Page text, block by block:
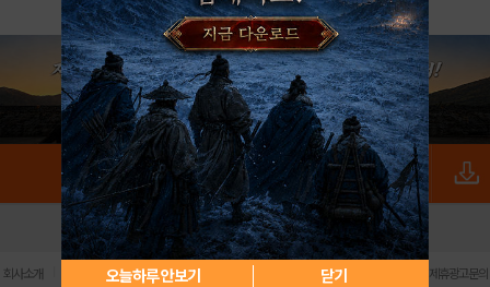
오늘하루 안보기 닫기
로그인 PC버전 전체앱
회사소개 | 개인정보 처리방침 불법촬영물 신고센터 제휴광고문의